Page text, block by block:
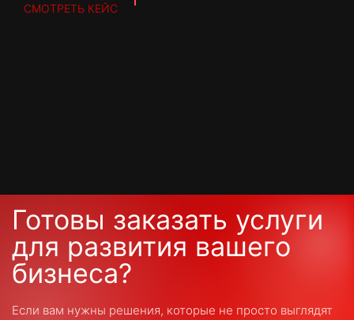
СМОТРЕТЬ КЕЙС
Готовы заказать услуги
для развития вашего
бизнеса?
Если вам нужны решения, которые не просто выглядят